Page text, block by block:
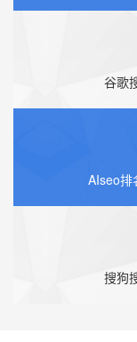
谷歌
AIseo排
搜狗